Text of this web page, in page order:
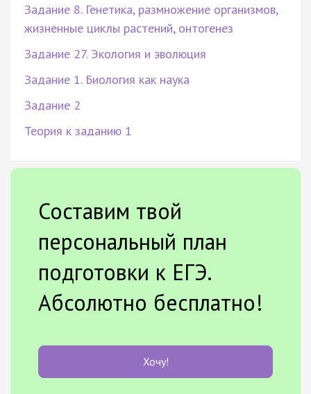
Задание 8. Генетика, размножение организмов,
жизненные циклы растений, онтогенез
Задание 27. Экология и эволюция
Задание 1. Биология как наука
Задание 2
Теория к заданию 1
Составим твой
персональный план
подготовки к ЕГЭ.
Абсолютно бесплатно!
Хочу!